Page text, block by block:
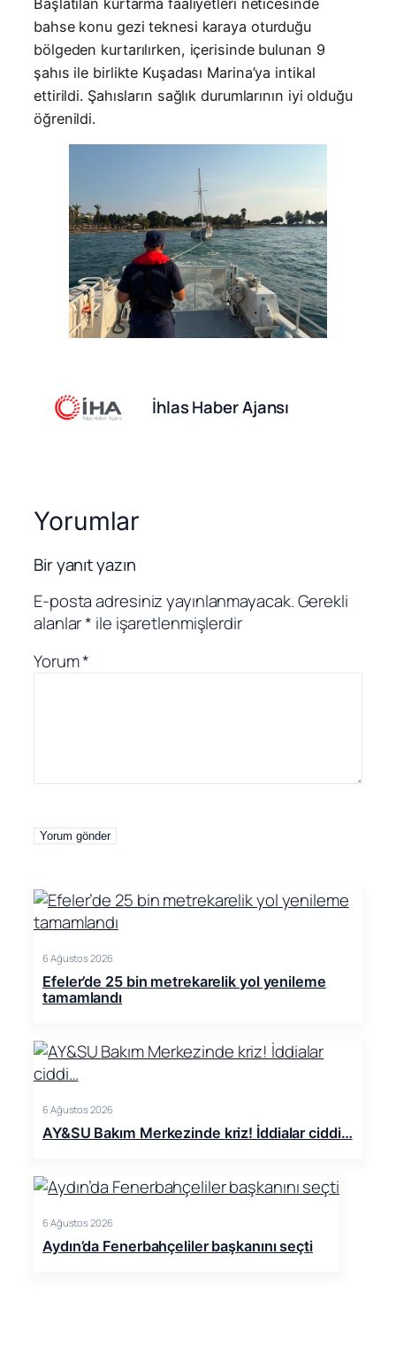
Başlatılan kurtarma faaliyetleri neticesinde
bahse konu gezi teknesi karaya oturduğu
bölgeden kurtarılırken, içerisinde bulunan 9
şahıs ile birlikte Kuşadası Marina’ya intikal
ettirildi. Şahısların sağlık durumlarının iyi olduğu
öğrenildi.
İhlas Haber Ajansı
Yorumlar
Bir yanıt yazın
E-posta adresiniz yayınlanmayacak.Gerekli
alanlar* ile işaretlenmişlerdir
Yorum*
6 Ağustos 2026
Efeler’de 25 bin metrekarelik yol yenileme
tamamlandı
6 Ağustos 2026
AY&SU Bakım Merkezinde kriz! İddialar ciddi…
6 Ağustos 2026
Aydın’da Fenerbahçeliler başkanını seçti